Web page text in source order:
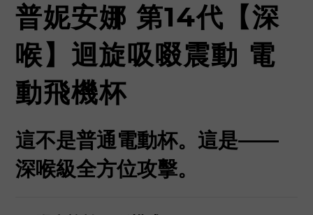
普妮安娜 第14代【深
喉】迴旋吸啜震動 電
動飛機杯
這不是普通電動杯。 這是——
深喉級全方位攻擊。